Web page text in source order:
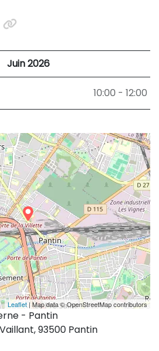
Juin 2026
10:00 - 12:00
Leaflet | Map data © OpenStreetMap contributors
- Pantin
93500 Pantin